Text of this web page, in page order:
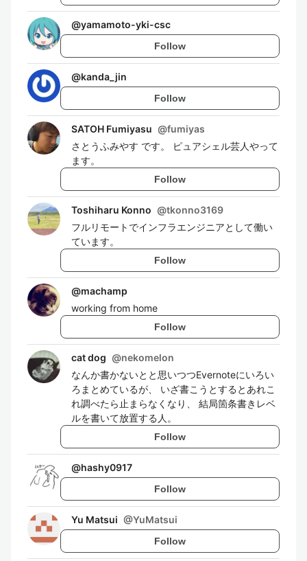
@yamamoto-yki-csc
Follow
@kanda_jin
Follow
SATOH Fumiyasu @fumiyas
さとうふみやす です。 ピュアシェル芸人やって
ます。
Follow
Toshiharu Konno @tkonno3169
フルリモートでインフラエンジニアとして働い
ています。
Follow
@machamp
working from home
Follow
cat dog @nekomelon
なんか書かないとと思いつつEvernoteにいろい
ろまとめているが、 いざ書こうとするとあれこ
れ調べたら止まらなくなり、 結局箇条書きレベ
ルを書いて放置する人。
Follow
@hashy0917
Follow
Yu Matsui @YuMatsui
Follow